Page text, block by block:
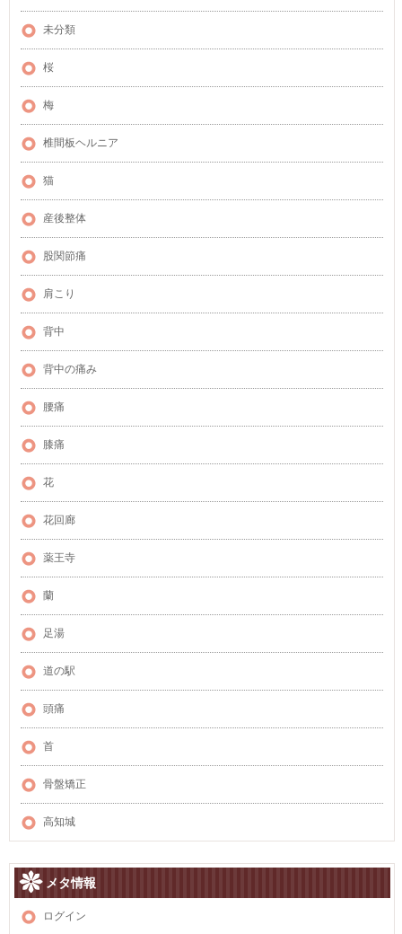
未分類
桜
梅
椎間板ヘルニア
猫
産後整体
股関節痛
肩こり
背中
背中の痛み
腰痛
膝痛
花
花回廊
薬王寺
蘭
足湯
道の駅
頭痛
首
骨盤矯正
高知城
メタ情報
ログイン